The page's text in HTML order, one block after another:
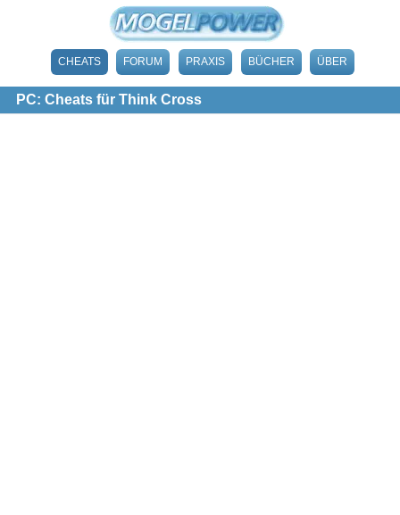
CHEATS FORUM PRAXIS BÜCHER ÜBER
PC: Cheats für Think Cross